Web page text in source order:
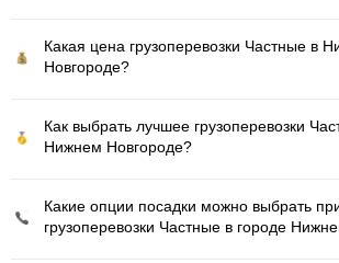
Какая цена грузоперевозки Частные в
Новгороде?
Как выбрать лучшее грузоперевозки
Нижнем Новгороде?
Какие опции посадки можно выбрать
грузоперевозки Частные в городе